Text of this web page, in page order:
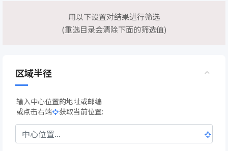
用以下设置对结果进行筛选
(重选目录会清除下面的筛选值)
区域半径
输入中心位置的地址或邮编
或点击右端
获取当前位置: